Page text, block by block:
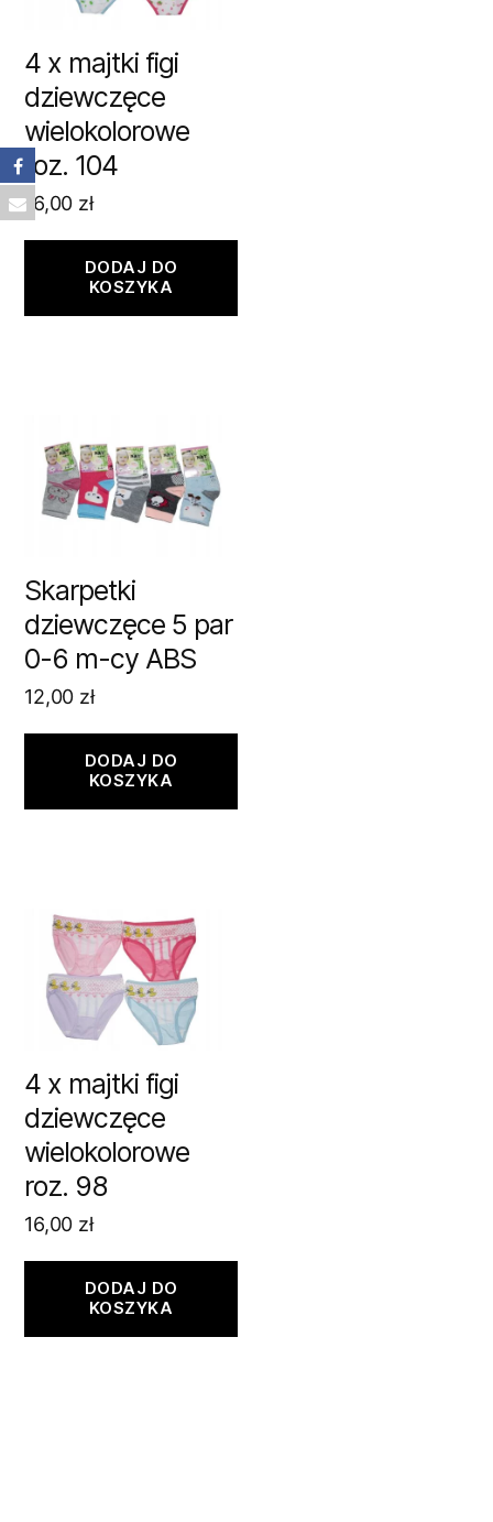
4 x majtki figi
dziewczęce
wielokolorowe
roz. 104
16,00 zł
DODAJ DO
KOSZYKA
Skarpetki
dziewczęce 5 par
0-6 m-cy ABS
12,00 zł
DODAJ DO
KOSZYKA
4 x majtki figi
dziewczęce
wielokolorowe
roz. 98
16,00 zł
DODAJ DO
KOSZYKA